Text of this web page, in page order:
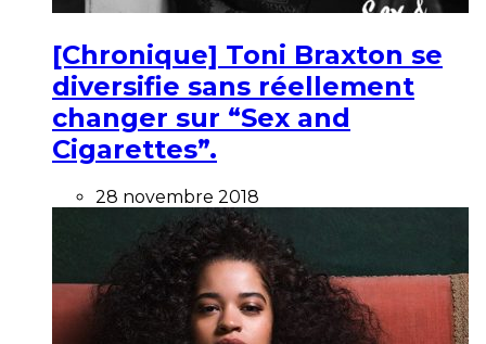
[Chronique] Toni Braxton se
diversifie sans réellement
changer sur “Sex and
Cigarettes”.
28 novembre 2018